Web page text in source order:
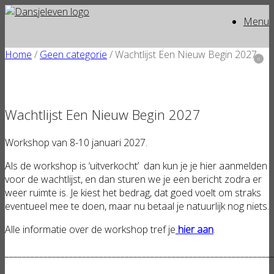
Ga
inhoud
Menu
0
Home / Geen categorie / Wachtlijst Een Nieuw Begin 2027
Wachtlijst Een Nieuw Begin 2027
Workshop van 8-10 januari 2027.
Als de workshop is ‘uitverkocht’ dan kun je je hier aanmelden
voor de wachtlijst, en dan sturen we je een bericht zodra er
weer ruimte is. Je kiest het bedrag, dat goed voelt om straks
eventueel mee te doen, maar nu betaal je natuurlijk nog niets.
Alle informatie over de workshop tref je hier aan.